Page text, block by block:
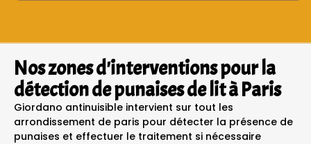
Nos zones d'interventions pour la
détection de punaises de lit à Paris
Giordano antinuisible intervient sur tout les
arrondissement de paris pour détecter la présence de
punaises et effectuer le traitement si nécessaire